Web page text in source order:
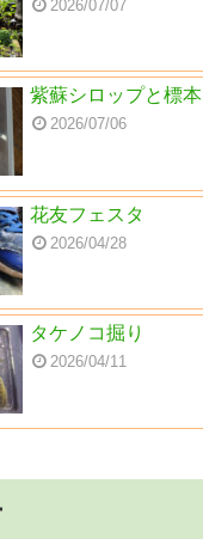
2026/07/07
紫蘇シロップと標本
2026/07/06
花友フェスタ
2026/04/28
タケノコ掘り
2026/04/11